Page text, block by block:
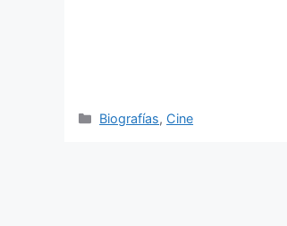
Categorías
Biografías, Cine